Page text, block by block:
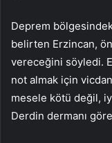
Deprem
belirten Erzincan,
vereceğini söyledi.
not almak için
mesele kötü değil,
Derdin dermanı